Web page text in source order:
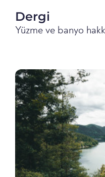
Dergi
Yüzme ve banyo